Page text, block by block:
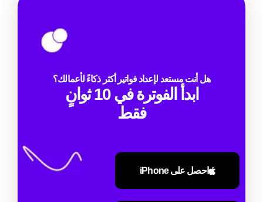
هل أنت مستعد لإعداد فواتير أكثر ذكاءً لأعمالك؟
ابدأ الفوترة في 10 ثوانٍ
فقط
احصل على iPhone